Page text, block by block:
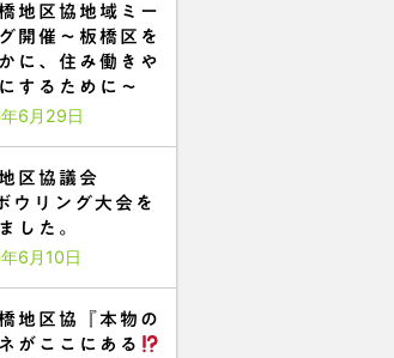
地区協地域ミー
開催～板橋区を
に、住み働きや
するために～
6月29日
区協議会
ウリング大会を
した。
6月10日
地区協『本物の
がここにある